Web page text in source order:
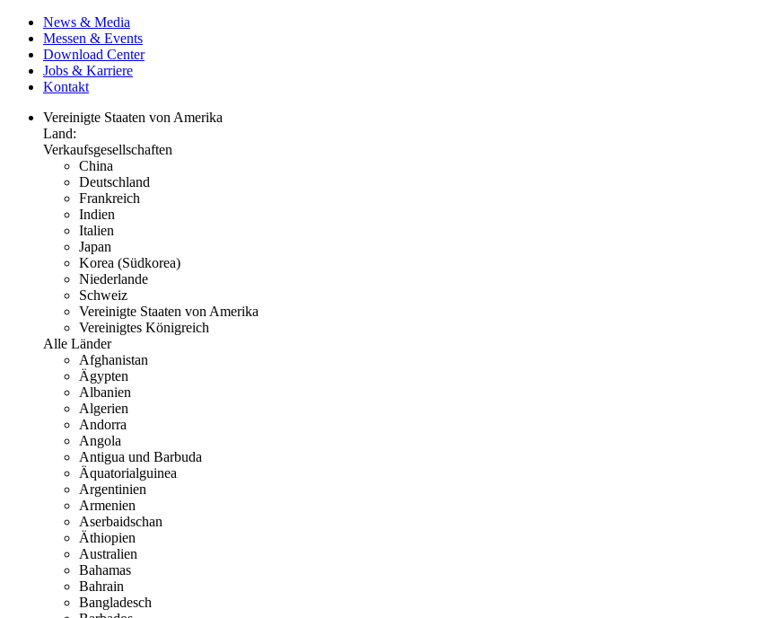
News & Media
Messen & Events
Download Center
Jobs & Karriere
Kontakt
Vereinigte Staaten von Amerika
Land:
Verkaufsgesellschaften
China
Deutschland
Frankreich
Indien
Italien
Japan
Korea (Südkorea)
Niederlande
Schweiz
Vereinigte Staaten von Amerika
Vereinigtes Königreich
Alle Länder
Afghanistan
Ägypten
Albanien
Algerien
Andorra
Angola
Antigua und Barbuda
Äquatorialguinea
Argentinien
Armenien
Aserbaidschan
Äthiopien
Australien
Bahamas
Bahrain
Bangladesch